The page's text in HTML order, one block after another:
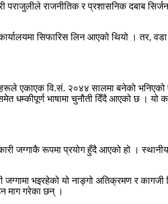
पराजुलीले राजनीतिक र प्रशासनिक दबाब
सिफारिस लिन आएको थियो । तर,
एकाएक वि.सं. २०४४ सालमा बनेको
धम्कीपूर्ण भाषामा चुनौती दिँदै आएको छ । यो
जग्गाकै रूपमा प्रयोग हुँदै आएको हो ।
भइरहेको यो नाङ्गो अतिक्रमण र
माग गरेका छन् ।